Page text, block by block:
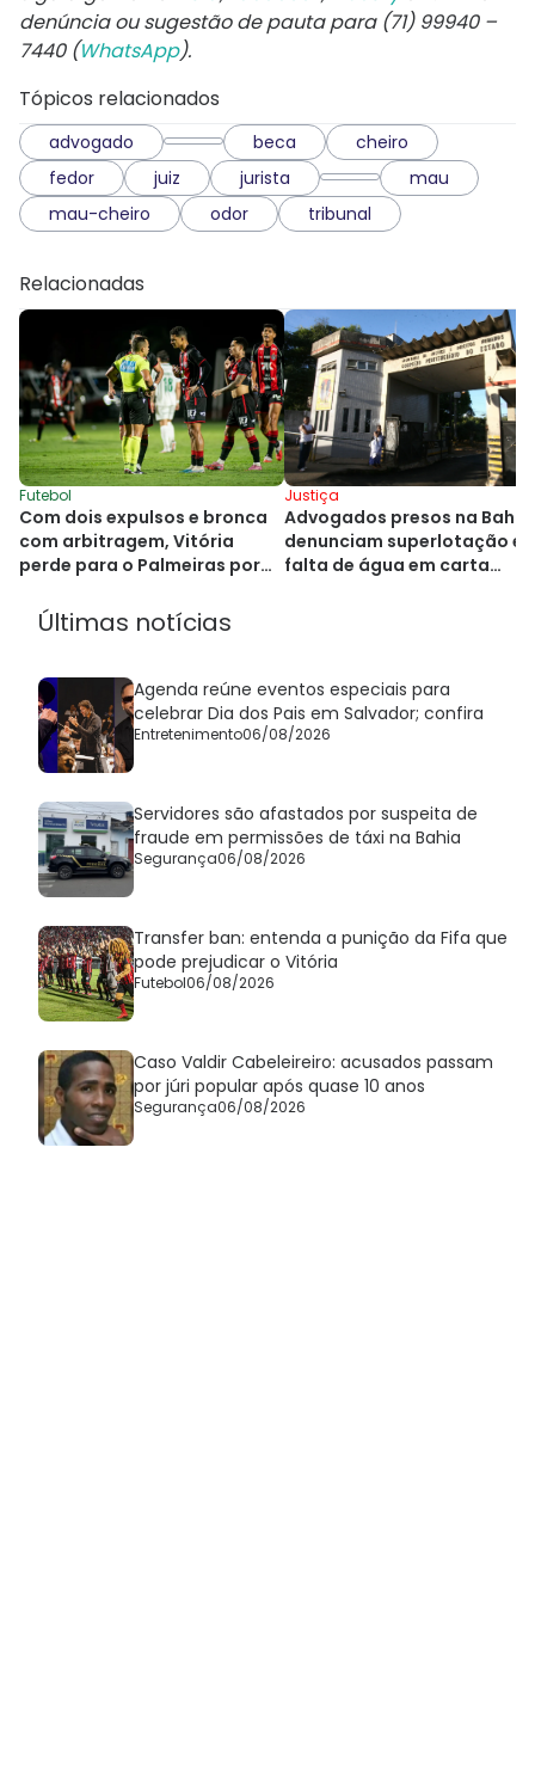
denúncia ou sugestão de pauta para (71) 99940 –
7440 (WhatsApp).
Tópicos relacionados
advogado beca
cheiro
fedor
juiz jurista
mau
mau-cheiro
odor tribunal
Relacionadas
Futebol
Com dois expulsos e bronca
com arbitragem, Vitória
perde para o Palmeiras por
Justiça
Advogados presos na Bahia
denunciam superlotação e
falta de água em carta
Últimas notícias
Agenda reúne eventos especiais para
celebrar Dia dos Pais em Salvador; confira
Entretenimento06/08/2026
Servidores são afastados por suspeita de
fraude em permissões de táxi na Bahia
Segurança06/08/2026
Transfer ban: entenda a punição da Fifa que
pode prejudicar o Vitória
Futebol06/08/2026
Caso Valdir Cabeleireiro: acusados passam
por júri popular após quase 10 anos
Segurança06/08/2026